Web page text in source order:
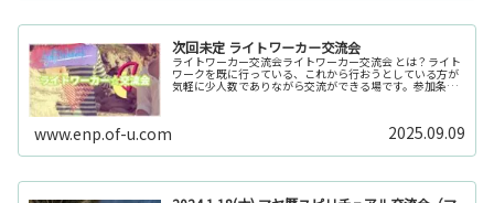
次回未定 ライトワーカー交流会
ライトワーカー交流会ライトワーカー交流会 とは？ライト
ワークを既に行っている、これから行おうとしている方が
気軽に少人数でありながら交流ができる場です。参加条件
www.enp.of-u.com 2025.09.09